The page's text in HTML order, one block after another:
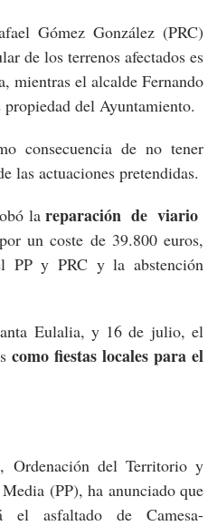
Gómez González (PRC)
de los terrenos afectados es
mientras el alcalde Fernando
del Ayuntamiento.
consecuencia de no tener
las actuaciones pretendidas.
la reparación de viario
un coste de 39.800 euros,
PP y PRC y la abstención
Eulalia, y 16 de julio, el
como fiestas locales para el
Ordenación del Territorio y
(PP), ha anunciado que
el asfaltado de Camesa-